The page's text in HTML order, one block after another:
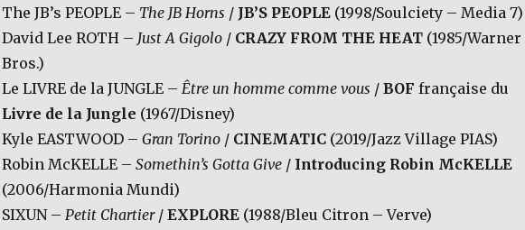
The JB’s PEOPLE – The JB Horns / JB’S PEOPLE(1998/Soulciety – Media 7)
David Lee ROTH – Just A Gigolo/ CRAZY FROM THE HEAT(1985/Warner
Bros.)
Le LIVRE de la JUNGLE – Être un homme comme vous / BOF française du
Livre de la Jungle (1967/Disney)
Kyle EASTWOOD – Gran Torino/ CINEMATIC(2019/Jazz Village PIAS)
Robin McKELLE – Somethin’s Gotta Give/ Introducing Robin McKELLE
(2006/Harmonia Mundi)
SIXUN – Petit Chartier/ EXPLORE(1988/Bleu Citron – Verve)